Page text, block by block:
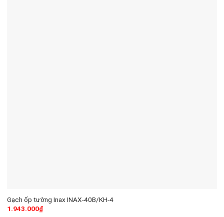
Gạch ốp tường Inax INAX-40B/KH-4
1.943.000₫